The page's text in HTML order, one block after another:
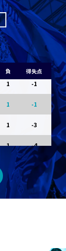
負 得失点
1 -1
1 -1
1 -1
1 -1
1 -1
1 -3
1 -4
0
0 0